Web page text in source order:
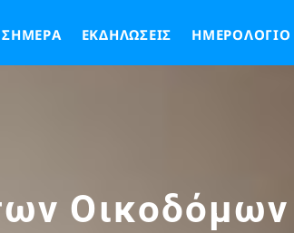
ΣΉΜΕΡΑ ΕΚΔΗΛΏΣΕΙΣ ΗΜΕΡΟΛΌΓΙΟ